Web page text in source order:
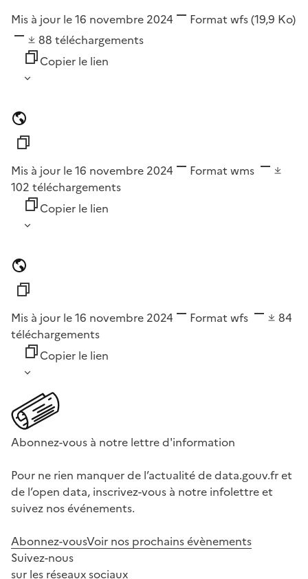
Mis à jour le 16 novembre 2024 Format wfs(19,9 Ko)
88 téléchargements
Copier le lien
Mis à jour le 16 novembre 2024 Format wms
102 téléchargements
Copier le lien
Mis à jour le 16 novembre 2024 Format wfs
84
téléchargements
Copier le lien
Abonnez-vous à notre lettre d'information
Pour ne rien manquer de l’actualité de data.gouv.fr et
de l’open data, inscrivez-vous à notre infolettre et
suivez nos événements.
Abonnez-vousVoir nos prochains évènements
Suivez-nous
sur les réseaux sociaux